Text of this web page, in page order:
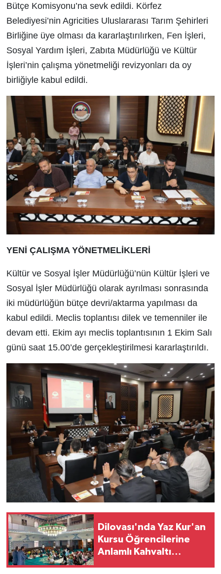
Bütçe Komisyonu’na sevk edildi. Körfez
Belediyesi’nin Agricities Uluslararası Tarım Şehirleri
Birliğine üye olması da kararlaştırılırken, Fen İşleri,
Sosyal Yardım İşleri, Zabıta Müdürlüğü ve Kültür
İşleri’nin çalışma yönetmeliği revizyonları da oy
birliğiyle kabul edildi.
YENİ ÇALIŞMA YÖNETMELİKLERİ
Kültür ve Sosyal İşler Müdürlüğü’nün Kültür İşleri ve
Sosyal İşler Müdürlüğü olarak ayrılması sonrasında
iki müdürlüğün bütçe devri/aktarma yapılması da
kabul edildi. Meclis toplantısı dilek ve temenniler ile
devam etti. Ekim ayı meclis toplantısının 1 Ekim Salı
günü saat 15.00’de gerçekleştirilmesi kararlaştırıldı.
Dilovası'nda Yaz Kur'an
Kursu Öğrencilerine
Anlamlı Kahvaltı